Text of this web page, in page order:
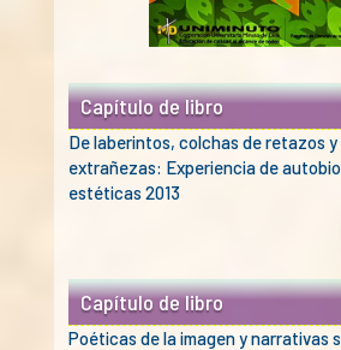
Capítulo de libro
De laberintos, colchas de retazos
extrañezas: Experiencia de
estéticas 2013
Capítulo de libro
Poéticas de la imagen y narrativas